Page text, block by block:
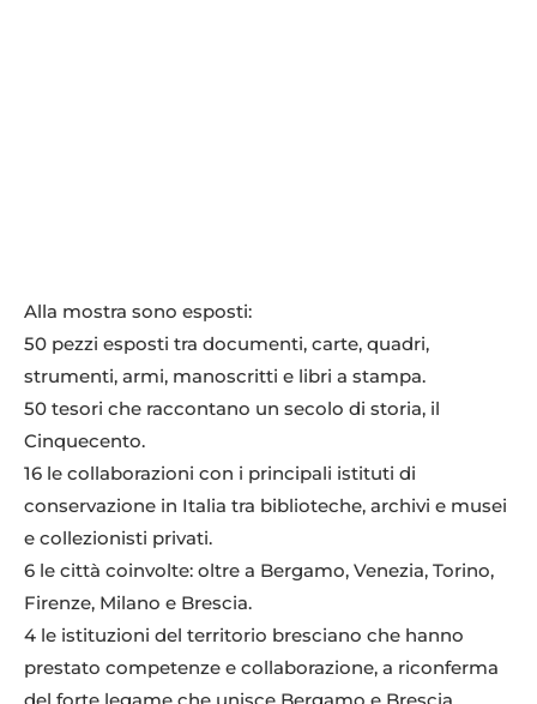
Alla mostra sono esposti:
50 pezzi esposti tra documenti, carte, quadri,
strumenti, armi, manoscritti e libri a stampa.
50 tesori che raccontano un secolo di storia, il
Cinquecento.
16 le collaborazioni con i principali istituti di
conservazione in Italia tra biblioteche, archivi e musei
e collezionisti privati.
6 le città coinvolte: oltre a Bergamo, Venezia, Torino,
Firenze, Milano e Brescia.
4 le istituzioni del territorio bresciano che hanno
prestato competenze e collaborazione, a riconferma